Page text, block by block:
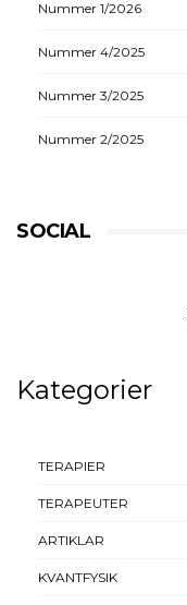
Nummer 1/2026
Nummer 4/2025
Nummer 3/2025
Nummer 2/2025
SOCIAL
Kategorier
TERAPIER
TERAPEUTER
ARTIKLAR
KVANTFYSIK